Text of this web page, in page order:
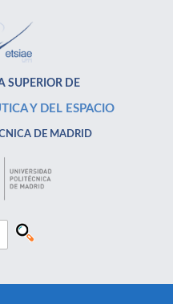
SUPERIOR DE
Y DEL ESPACIO
DE MADRID